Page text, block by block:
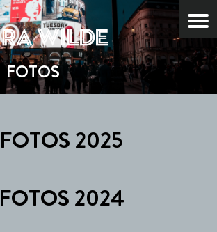
FOTOS
FOTOS 2025
FOTOS 2024